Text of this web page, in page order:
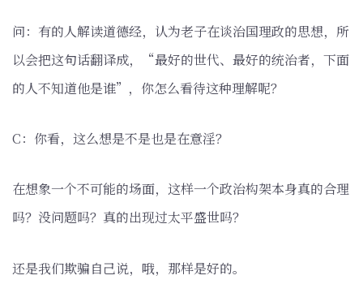
问：有的人解读道德经，认为老子在谈治国理政的思想，所
以会把这句话翻译成，“最好的世代、最好的统治者，下面
的人不知道他是谁”，你怎么看待这种理解呢？
C：你看，这么想是不是也是在意淫？
在想象一个不可能的场面，这样一个政治构架本身真的合理
吗？没问题吗？真的出现过太平盛世吗？
还是我们欺骗自己说，哦，那样是好的。